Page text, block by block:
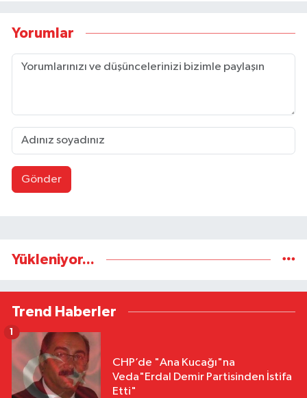
Yorumlar
Gönder
Yükleniyor...
Trend Haberler
CHP’de "Ana Kucağı"na
Veda"Erdal Demir Partisinden İstifa
Etti"
1